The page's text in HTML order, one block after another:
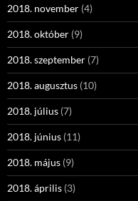
2018. november (4)
2018. október (9)
2018. szeptember (7)
2018. augusztus (10)
2018. július (7)
2018. június (11)
2018. május (9)
2018. április (3)